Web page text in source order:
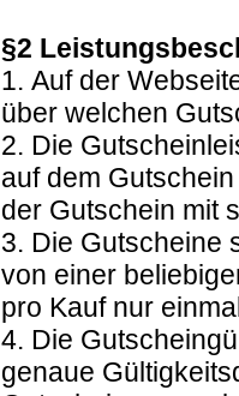
§2
1. Auf der
über welchen
2. Die
auf dem
der Gutschein mit
3. Die Gutscheine
von einer
pro Kauf nur
4. Die
genaue